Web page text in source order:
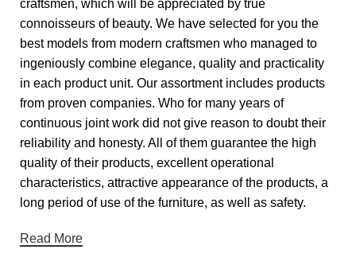
craftsmen, which will be appreciated by true
connoisseurs of beauty. We have selected for you the
best models from modern craftsmen who managed to
ingeniously combine elegance, quality and practicality
in each product unit. Our assortment includes products
from proven companies. Who for many years of
continuous joint work did not give reason to doubt their
reliability and honesty. All of them guarantee the high
quality of their products, excellent operational
characteristics, attractive appearance of the products, a
long period of use of the furniture, as well as safety.
Read More